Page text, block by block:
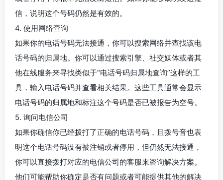
信，说明这个号码仍然是有效的。
4. 使用网络查询
如果你的电话号码无法接通，你可以搜索网络并查找该电
话号码的归属地。你可以通过搜索引擎、社交媒体或者其
他在线服务来寻找类似于“电话号码归属地查询”这样的工
具，输入电话号码并查看相关结果。这些工具通常会显示
电话号码的归属地和标注这个号码是否已被报告为空号。
5. 询问电信公司
如果你确信你已经拨打了正确的电话号码，且拨号音也表
明这个电话号码没有被注销或者停用，但仍然无法接通，
你可以直接拨打对应的电信公司的客服来咨询解决方案。
他们可能帮助你确定是否有问题或者可能提供其他的解决